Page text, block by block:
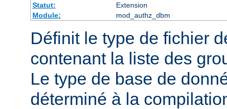
Statut:
Extension
Module:
mod_authz_dbm
Définit le type de fichier
contenant la liste des
Le type de base de
déterminé à la